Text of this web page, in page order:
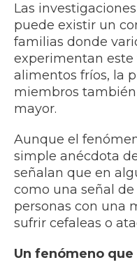
Las
puede existir un
familias donde
experimentan
alimentos fríos, la
miembros
mayor.
Aunque el
simple anécdota
señalan que en
como una señal
personas con una
sufrir cefaleas o
Un fenómeno